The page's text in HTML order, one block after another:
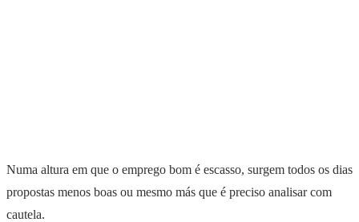
Numa altura em que o emprego bom é escasso, surgem todos os dias
propostas menos boas ou mesmo más que é preciso analisar com
cautela.